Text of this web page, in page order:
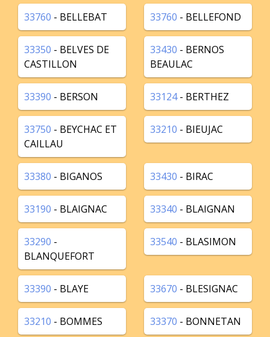
33760 - BELLEBAT 33760 - BELLEFOND
33350 - BELVES DE
CASTILLON
33430 - BERNOS
BEAULAC
33390 - BERSON 33124- BERTHEZ
33750 - BEYCHAC ET
CAILLAU
33210 - BIEUJAC
33380 - BIGANOS 33430 - BIRAC
33190 - BLAIGNAC 33340 - BLAIGNAN
33290 -
BLANQUEFORT
33540 - BLASIMON
33390 - BLAYE 33670 - BLESIGNAC
33210 - BOMMES 33370 - BONNETAN